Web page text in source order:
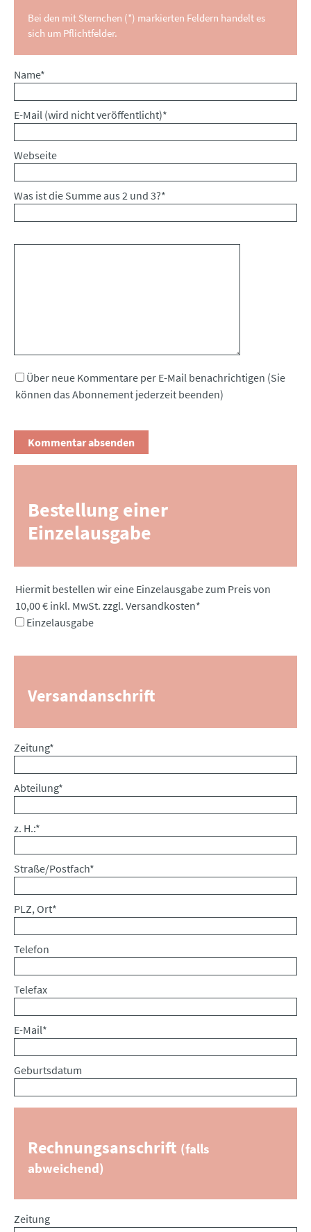
Bei den mit Sternchen (*) markierten Feldern handelt es
sich um Pflichtfelder.
Pflichtfeld
Name*
Pflichtfeld
E-Mail (wird nicht veröffentlicht)*
Webseite
Was ist die Summe aus 2 und 3?*
Über neue Kommentare per E-Mail benachrichtigen (Sie
können das Abonnement jederzeit beenden)
Bestellung einer
Einzelausgabe
Pflichtfeld
Hiermit bestellen wir eine Einzelausgabe zum Preis von
10,00 € inkl. MwSt. zzgl. Versandkosten*
Einzelausgabe
Versandanschrift
Pflichtfeld
Zeitung*
Pflichtfeld
Abteilung*
Pflichtfeld
z. H.:*
Pflichtfeld
Straße/Postfach*
Pflichtfeld
PLZ, Ort*
Telefon
Telefax
Pflichtfeld
E-Mail*
Geburtsdatum
Rechnungsanschrift (falls
abweichend)
Zeitung